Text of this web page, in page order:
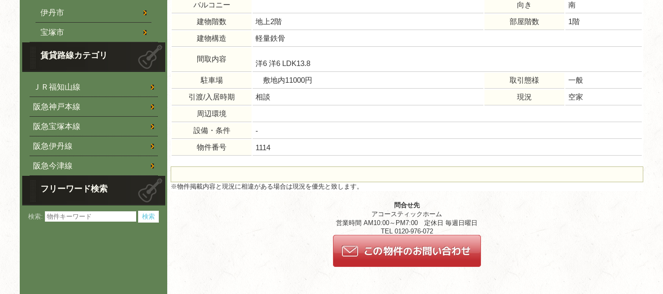
伊丹市
宝塚市
賃貸路線カテゴリ
ＪＲ福知山線
阪急神戸本線
阪急宝塚本線
阪急伊丹線
阪急今津線
フリーワード検索
検索:
バルコニー
向き
南
建物階数
地上2階 部屋階数
1階
建物構造
軽量鉄骨
間取内容
洋6 洋6 LDK13.8
駐車場
敷地内11000円 取引態様
一般
引渡/入居時期
相談 現況
空家
周辺環境
設備・条件
-
物件番号
1114
※物件掲載内容と現況に相違がある場合は現況を優先と致します。
問合せ先
アコースティックホーム
営業時間 AM10:00～PM7:00 定休日 毎週日曜日
TEL 0120-976-072